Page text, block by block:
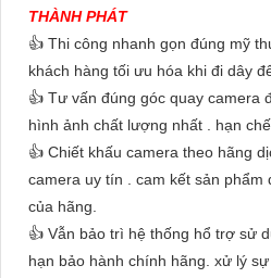
THÀNH PHÁT
👍 Thi công nhanh gọn đúng mỹ
khách hàng tối ưu hóa khi đi dây
👍 Tư vấn đúng góc quay camera
hình ảnh chất lượng nhất . hạn
👍 Chiết khấu camera theo hãng
camera uy tín . cam kết sản phẩm
của hãng.
👍 Vẫn bảo trì hệ thống hổ trợ sử
hạn bảo hành chính hãng. xử lý